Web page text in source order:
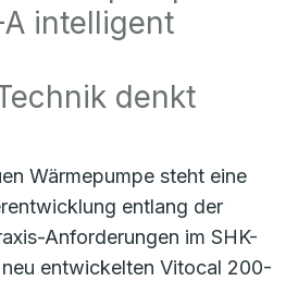
intelligent
denkt
Wärmepumpe steht eine
entlang der
Anforderungen im SHK-
entwickelten Vitocal 200-